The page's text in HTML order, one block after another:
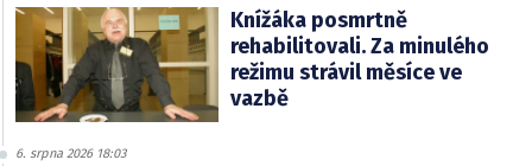
Knížáka posmrtně
rehabilitovali. Za minulého
režimu strávil měsíce ve
vazbě
6. srpna 2026 18:03